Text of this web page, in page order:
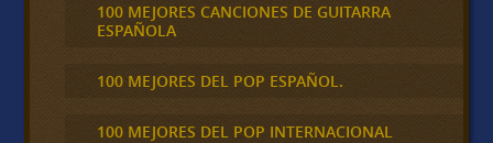
100 MEJORES CANCIONES DE GUITARRA
ESPAÑOLA
100 MEJORES DEL POP ESPAÑOL.
100 MEJORES DEL POP INTERNACIONAL